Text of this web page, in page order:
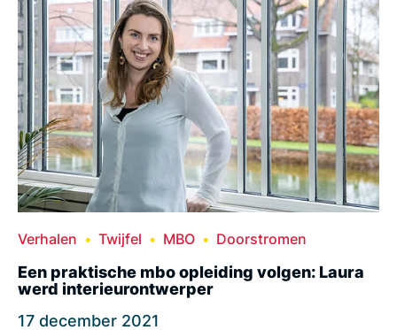
Verhalen Twijfel MBO Doorstromen
Een praktische mbo opleiding volgen: Laura
werd interieurontwerper
17 december 2021